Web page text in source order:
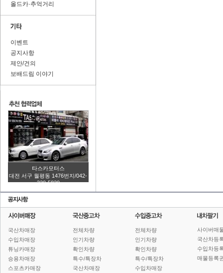
올드카·추억거리
이벤트
공지사항
제안/건의
보배드림 이야기
타스카모터스
대전 서구 월평동 1476번지/042-
320-5820
국산차매장
수입차매장
튜닝카매장
승용차매장
스포츠카매장
전체차량
인기차량
확인차량
특수/특장차
국산차매장
전체차량
인기차량
확인차량
특수/특장차
수입차매장
사이버매
국산차등
수입차등
매물등록